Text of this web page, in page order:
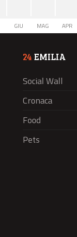
GIU MAG APR
24 EMILIA
Social Wall
Cronaca
Food
Pets